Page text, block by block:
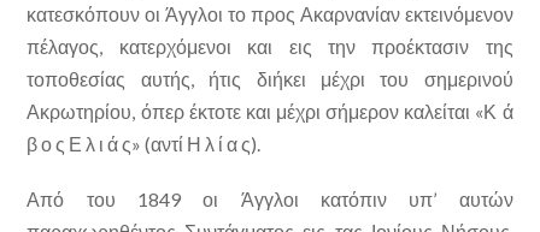
κατεσκόπουν οι Άγγλοι το προς Ακαρνανίαν εκτεινόμενον
πέλαγος, κατερχόμενοι και εις την προέκτασιν της
τοποθεσίας αυτής, ήτις διήκει μέχρι του σημερινού
Ακρωτηρίου, όπερ έκτοτε και μέχρι σήμερον καλείται «Κ ά
β ο ς Ε λ ι ά ς» (αντί Η λ ί α ς).
Από του 1849 οι Άγγλοι κατόπιν υπ’ αυτών